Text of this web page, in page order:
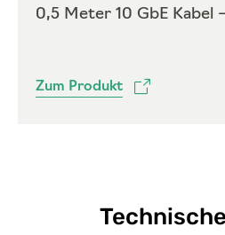
0,5 Meter 10 GbE Kabel
Zum Produkt